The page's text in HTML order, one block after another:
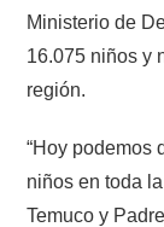
Ministerio de
16.075 niños y
región.
“Hoy podemos
niños en toda
Temuco y